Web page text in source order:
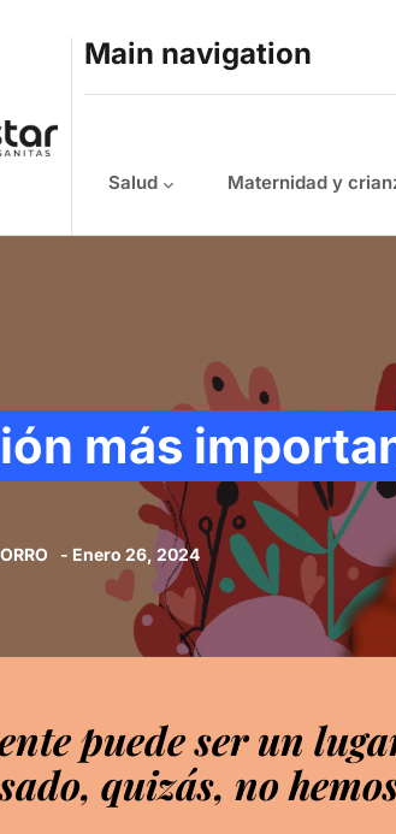
Main navigation
Salud Maternidad y
más
- Enero 26, 2024
puede ser un
quizás, no